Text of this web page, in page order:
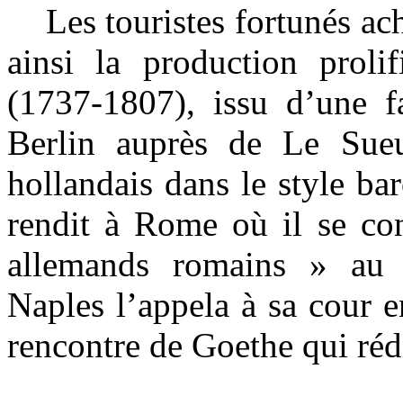
Les touristes fortunés
ainsi la production
(1737-1807), issu d’une
Berlin auprès de Le
hollandais dans le style
rendit à Rome où il se
allemands romains »
Naples l’appela à sa cour
rencontre de Goethe qui